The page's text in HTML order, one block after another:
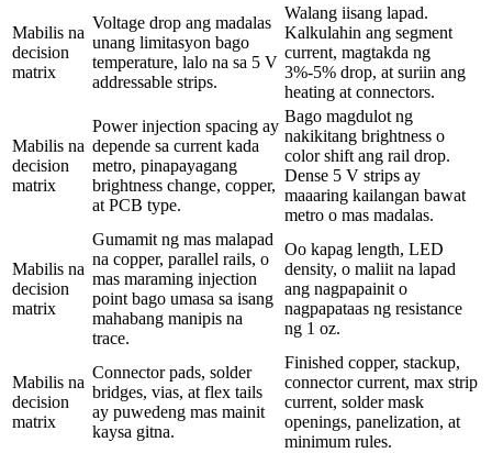
Mabilis na
decision
matrix
Voltage drop ang madalas
unang limitasyon bago
temperature, lalo na sa 5 V
addressable strips.
Walang iisang lapad.
Kalkulahin ang segment
current, magtakda ng
3%-5% drop, at suriin ang
heating at connectors.
Mabilis na
decision
matrix
Power injection spacing ay
depende sa current kada
metro, pinapayagang
brightness change, copper,
at PCB type.
Bago magdulot ng
nakikitang brightness o
color shift ang rail drop.
Dense 5 V strips ay
maaaring kailangan bawat
metro o mas madalas.
Mabilis na
decision
matrix
Gumamit ng mas malapad
na copper, parallel rails, o
mas maraming injection
point bago umasa sa isang
mahabang manipis na
trace.
Oo kapag length, LED
density, o maliit na lapad
ang nagpapainit o
nagpapataas ng resistance
ng 1 oz.
Mabilis na
decision
matrix
Connector pads, solder
bridges, vias, at flex tails
ay puwedeng mas mainit
kaysa gitna.
Finished copper, stackup,
connector current, max strip
current, solder mask
openings, panelization, at
minimum rules.